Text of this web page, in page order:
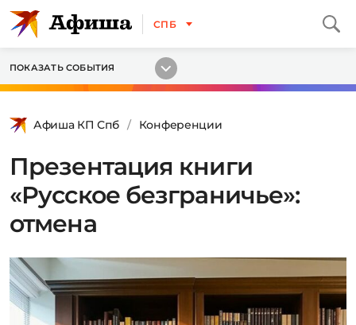
СПБ
ПОКАЗАТЬ СОБЫТИЯ
Афиша КП Спб Конференции
Презентация книги
«Русское безграничье»:
отмена